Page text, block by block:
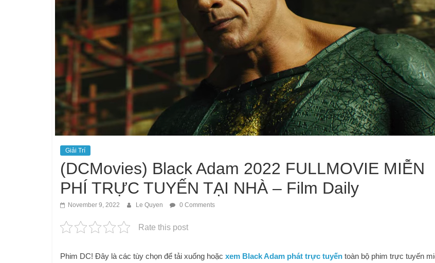
Giải Trí
(DCMovies) Black Adam 2022 FULLMOVIE MIỄN
PHÍ TRỰC TUYẾN TẠI NHÀ – Film Daily
November 9, 2022 Le Quyen 0 Comments
Rate this post
Phim DC! Đây là các tùy chọn để tải xuống hoặc xem Black Adam phát trực tuyến toàn bộ phim trực tuyến